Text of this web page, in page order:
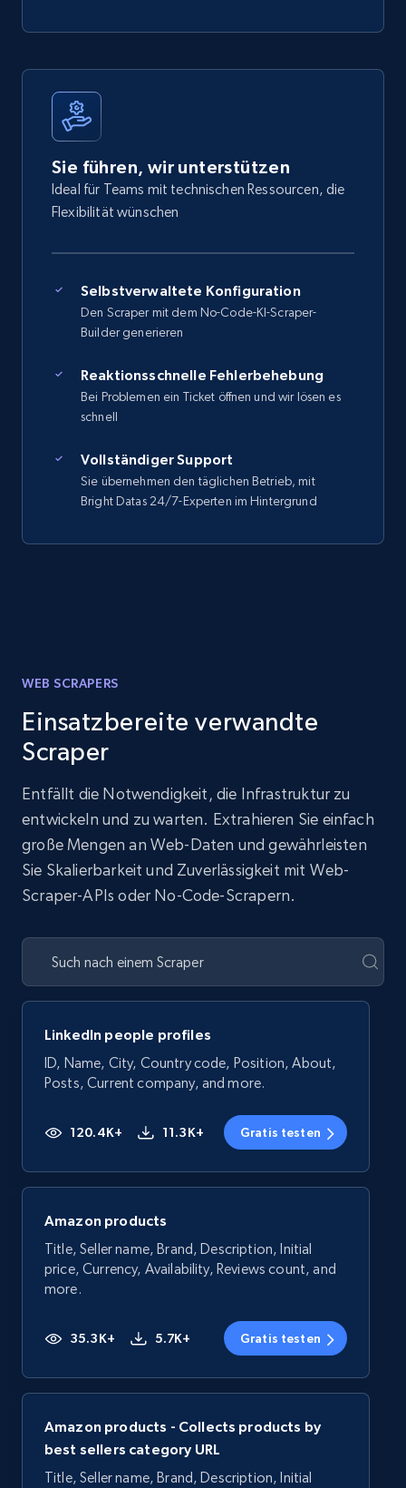
Sie führen, wir unterstützen
Ideal für Teams mit technischen Ressourcen, die
Flexibilität wünschen
Selbstverwaltete Konfiguration
Den Scraper mit dem No-Code-KI-Scraper-
Builder generieren
Reaktionsschnelle Fehlerbehebung
Bei Problemen ein Ticket öffnen und wir lösen es
schnell
Vollständiger Support
Sie übernehmen den täglichen Betrieb, mit
Bright Datas 24/7-Experten im Hintergrund
WEB SCRAPERS
Einsatzbereite verwandte
Scraper
Entfällt die Notwendigkeit, die Infrastruktur zu
entwickeln und zu warten. Extrahieren Sie einfach
große Mengen an Web-Daten und gewährleisten
Sie Skalierbarkeit und Zuverlässigkeit mit Web-
Scraper-APIs oder No-Code-Scrapern.
LinkedIn people profiles
ID, Name, City, Country code, Position, About,
Posts, Current company, and more.
120.4K+ 11.3K+ Gratis testen
Amazon products
Title, Seller name, Brand, Description, Initial
price, Currency, Availability, Reviews count, and
more.
35.3K+ 5.7K+ Gratis testen
Amazon products - Collects products by
best sellers category URL
Title, Seller name, Brand, Description, Initial